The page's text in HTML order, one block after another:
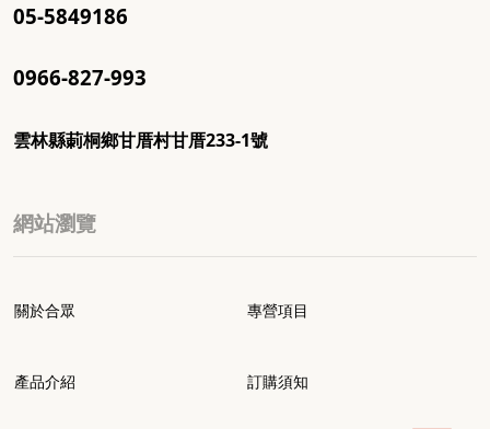
05-5849186
0966-827-993
雲林縣莿桐鄉甘厝村甘厝233-1號
網站瀏覽
關於合眾 專營項目
產品介紹 訂購須知